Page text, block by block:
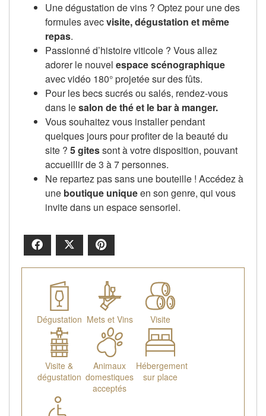
Une dégustation de vins ? Optez pour une des
formules avecvisite, dégustation et même
repas.
Passionné d’histoire viticole ? Vous allez
adorer le nouvel espace scénographique
avec vidéo 180° projetée sur des fûts.
Pour les becs sucrés ou salés, rendez-vous
dans lesalon de thé et le bar à manger.
Vous souhaitez vous installer pendant
quelques jours pour profiter de la beauté du
site ? 5 gitessont à votre disposition, pouvant
accueillir de 3 à 7 personnes.
Ne repartez pas sans une bouteille ! Accédez à
une boutique uniqueen son genre, qui vous
invite dans un espace sensoriel.
Facebook
Dégustation Mets et Vins Visite
Visite &
dégustation
Animaux
domestiques
acceptés
Hébergement
sur place